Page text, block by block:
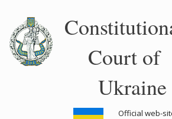
content
Court of
Ukraine
Official web-